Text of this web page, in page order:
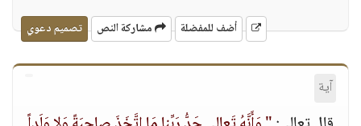
أضف للمفضلة مشاركة النص تصميم دعوي
آية